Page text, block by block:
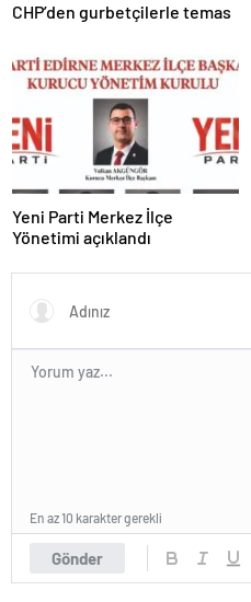
CHP’den gurbetçilerle temas
Yeni Parti Merkez İlçe
Yönetimi açıklandı
Gönder
En az 10 karakter gerekli